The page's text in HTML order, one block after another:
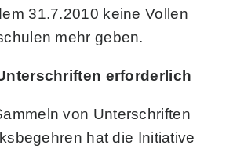
31.7.2010 keine Vollen
mehr geben.
erforderlich
von Unterschriften
hat die Initiative